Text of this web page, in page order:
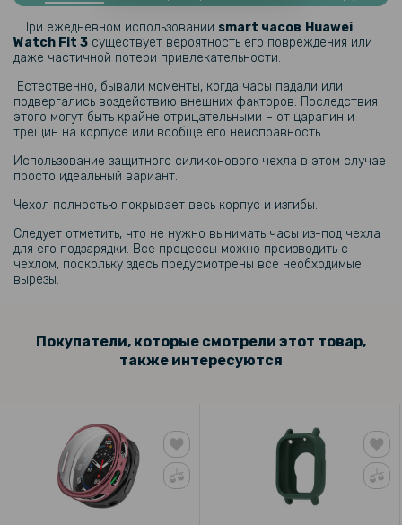
Противоударная гидрогелевая пленка Hydrogel Film для Huawei
Watch Fit 3 (6 шт), Transparent
199 грн
Противоударная гидрогелевая пленка Hydrogel Film для Huawei
Watch D2 (6 шт), Transparent
Противоударная гидрогелевая пленка Hydrogel Film для Huawei GT
5 41mm (6 шт), Transparent
Противоударная гидрогелевая пленка Hydrogel Film для Huawei GT
5 46mm (6 шт), Transparent
Противоударная гидрогелевая пленка Hydrogel Film для Huawei GT
5 Pro 42mm (6 шт), Transparent
При ежедневном использовании smart часов Huawei
Watch Fit 3 существует вероятность его повреждения или
даже частичной потери привлекательности.
Естественно, бывали моменты, когда часы падали или
подвергались воздействию внешних факторов. Последствия
этого могут быть крайне отрицательными – от царапин и
трещин на корпусе или вообще его неисправность.
Использование защитного силиконового чехла в этом случае
просто идеальный вариант.
Чехол полностью покрывает весь корпус и изгибы.
Следует отметить, что не нужно вынимать часы из-под чехла
для его подзарядки. Все процессы можно производить с
чехлом, поскольку здесь предусмотрены все необходимые
вырезы.
Покупатели, которые смотрели этот товар,
также интересуются